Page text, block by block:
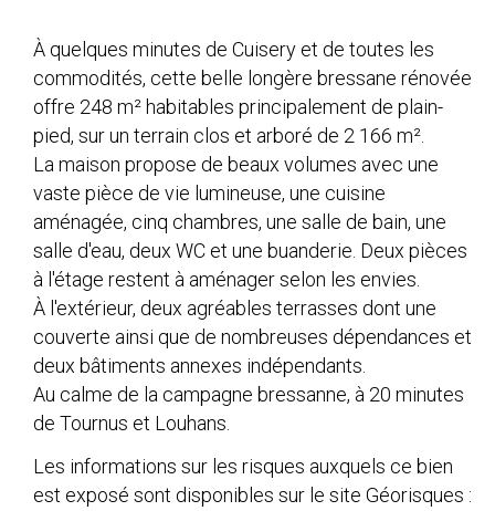
À quelques minutes de Cuisery et de toutes les
commodités, cette belle longère bressane rénovée
offre 248 m² habitables principalement de plain-
pied, sur un terrain clos et arboré de 2 166 m².
La maison propose de beaux volumes avec une
vaste pièce de vie lumineuse, une cuisine
aménagée, cinq chambres, une salle de bain, une
salle d'eau, deux WC et une buanderie. Deux pièces
à l'étage restent à aménager selon les envies.
À l'extérieur, deux agréables terrasses dont une
couverte ainsi que de nombreuses dépendances et
deux bâtiments annexes indépendants.
Au calme de la campagne bressanne, à 20 minutes
de Tournus et Louhans.
Les informations sur les risques auxquels ce bien
est exposé sont disponibles sur le site Géorisques :